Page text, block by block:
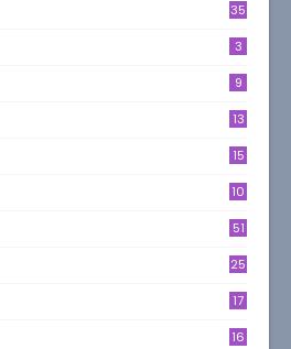
35
3
9
13
15
10
51
25
17
16